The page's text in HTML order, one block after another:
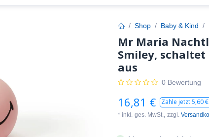
Shop Baby & Kind
Mr Maria
Smiley,
aus
0 Bewertung
16,81 € Zahle jetzt5,60
* inkl. ges. MwSt., zzgl.